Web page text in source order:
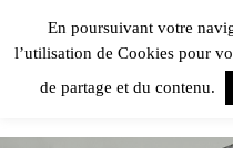
En poursuivant votre
l’utilisation de Cookies pour
de partage et du contenu.